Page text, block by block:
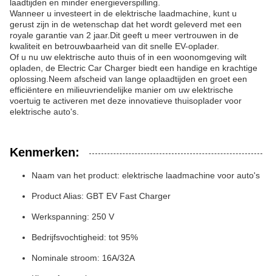
laadtijden en minder energieverspilling.
Wanneer u investeert in de elektrische laadmachine, kunt u
gerust zijn in de wetenschap dat het wordt geleverd met een
royale garantie van 2 jaar.Dit geeft u meer vertrouwen in de
kwaliteit en betrouwbaarheid van dit snelle EV-oplader.
Of u nu uw elektrische auto thuis of in een woonomgeving wilt
opladen, de Electric Car Charger biedt een handige en krachtige
oplossing.Neem afscheid van lange oplaadtijden en groet een
efficiëntere en milieuvriendelijke manier om uw elektrische
voertuig te activeren met deze innovatieve thuisoplader voor
elektrische auto's.
Kenmerken:
Naam van het product: elektrische laadmachine voor auto's
Product Alias: GBT EV Fast Charger
Werkspanning: 250 V
Bedrijfsvochtigheid: tot 95%
Nominale stroom: 16A/32A